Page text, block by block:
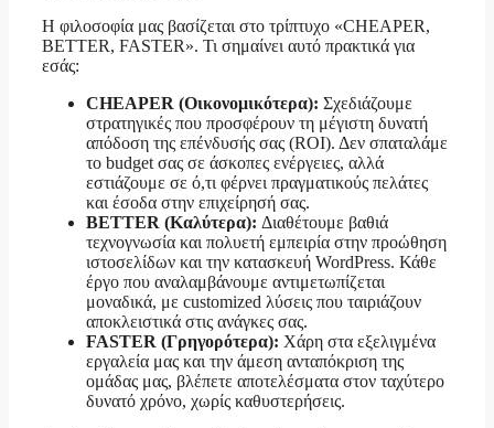
Η φιλοσοφία μας βασίζεται στο τρίπτυχο «CHEAPER,
BETTER, FASTER». Τι σημαίνει αυτό πρακτικά για
εσάς:
CHEAPER (Οικονομικότερα): Σχεδιάζουμε
στρατηγικές που προσφέρουν τη μέγιστη δυνατή
απόδοση της επένδυσής σας (ROI). Δεν σπαταλάμε
το budget σας σε άσκοπες ενέργειες, αλλά
εστιάζουμε σε ό,τι φέρνει πραγματικούς πελάτες
και έσοδα στην επιχείρησή σας.
BETTER (Καλύτερα): Διαθέτουμε βαθιά
τεχνογνωσία και πολυετή εμπειρία στην προώθηση
ιστοσελίδων και την κατασκευή WordPress. Κάθε
έργο που αναλαμβάνουμε αντιμετωπίζεται
μοναδικά, με customized λύσεις που ταιριάζουν
αποκλειστικά στις ανάγκες σας.
FASTER (Γρηγορότερα): Χάρη στα εξελιγμένα
εργαλεία μας και την άμεση ανταπόκριση της
ομάδας μας, βλέπετε αποτελέσματα στον ταχύτερο
δυνατό χρόνο, χωρίς καθυστερήσεις.